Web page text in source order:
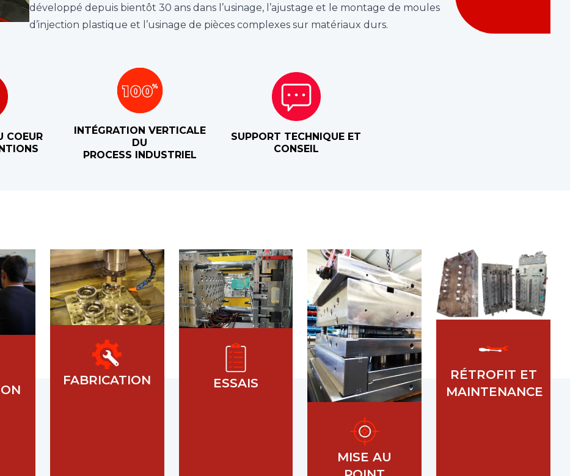
développé depuis bientôt 30 ans dans l’usinage, l’ajustage et le montage de moules
d’injection plastique et l’usinage de pièces complexes sur matériaux durs.
COEUR
INTÉGRATION VERTICALE
DU
PROCESS INDUSTRIEL
SUPPORT TECHNIQUE ET
CONSEIL
FABRICATION ESSAIS
MISE AU
RÉTROFIT ET
MAINTENANCE